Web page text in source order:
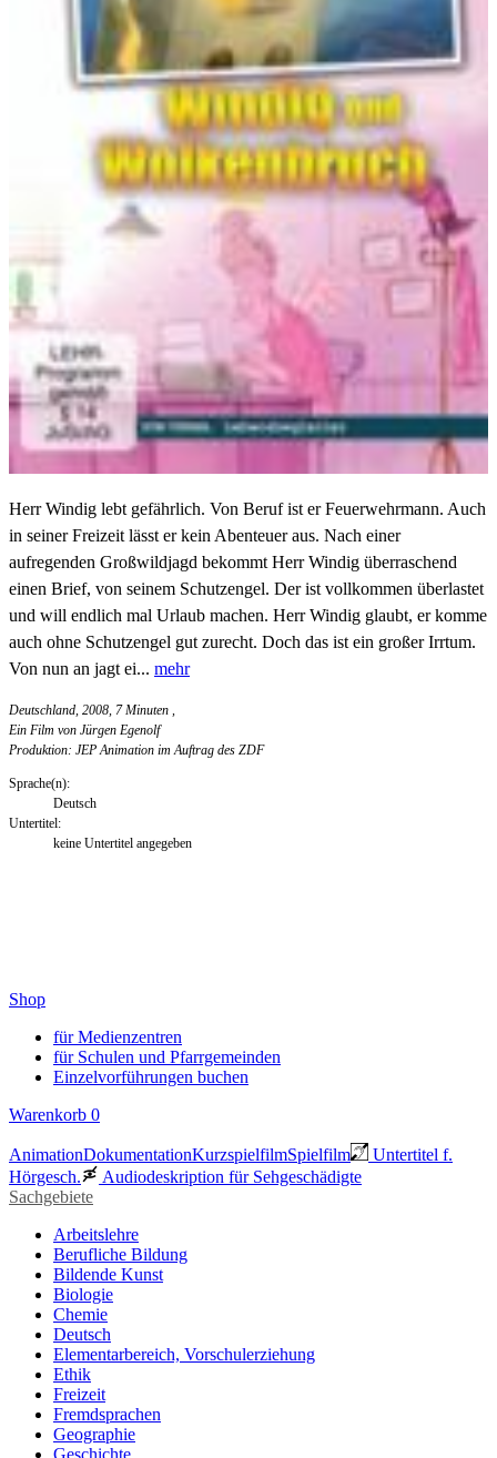
Herr Windig lebt gefährlich. Von Beruf ist er Feuerwehrmann. Auch
in seiner Freizeit lässt er kein Abenteuer aus. Nach einer
aufregenden Großwildjagd bekommt Herr Windig überraschend
einen Brief, von seinem Schutzengel. Der ist vollkommen überlastet
und will endlich mal Urlaub machen. Herr Windig glaubt, er komme
auch ohne Schutzengel gut zurecht. Doch das ist ein großer Irrtum.
Von nun an jagt ei... mehr
Deutschland, 2008, 7 Minuten
Ein Film von Jürgen Egenolf
Produktion: JEP Animation im Auftrag des ZDF
Sprache(n):
Deutsch
Untertitel:
keine Untertitel angegeben
Shop
für Medienzentren
für Schulen und Pfarrgemeinden
Einzelvorführungen buchen
Warenkorb 0
AnimationDokumentationKurzspielfilmSpielfilm
Untertitel f.
Hörgesch.
Audiodeskription für Sehgeschädigte
Sachgebiete
Arbeitslehre
Berufliche Bildung
Bildende Kunst
Biologie
Chemie
Deutsch
Elementarbereich, Vorschulerziehung
Ethik
Freizeit
Fremdsprachen
Geographie
Geschichte